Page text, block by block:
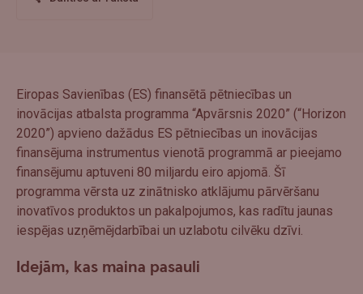
Eiropas Savienības (ES) finansētā pētniecības un
inovācijas atbalsta programma “Apvārsnis 2020” (“Horizon
2020”) apvieno dažādus ES pētniecības un inovācijas
finansējuma instrumentus vienotā programmā ar pieejamo
finansējumu aptuveni 80 miljardu eiro apjomā. Šī
programma vērsta uz zinātnisko atklājumu pārvēršanu
inovatīvos produktos un pakalpojumos, kas radītu jaunas
iespējas uzņēmējdarbībai un uzlabotu cilvēku dzīvi.
Idejām, kas maina pasauli